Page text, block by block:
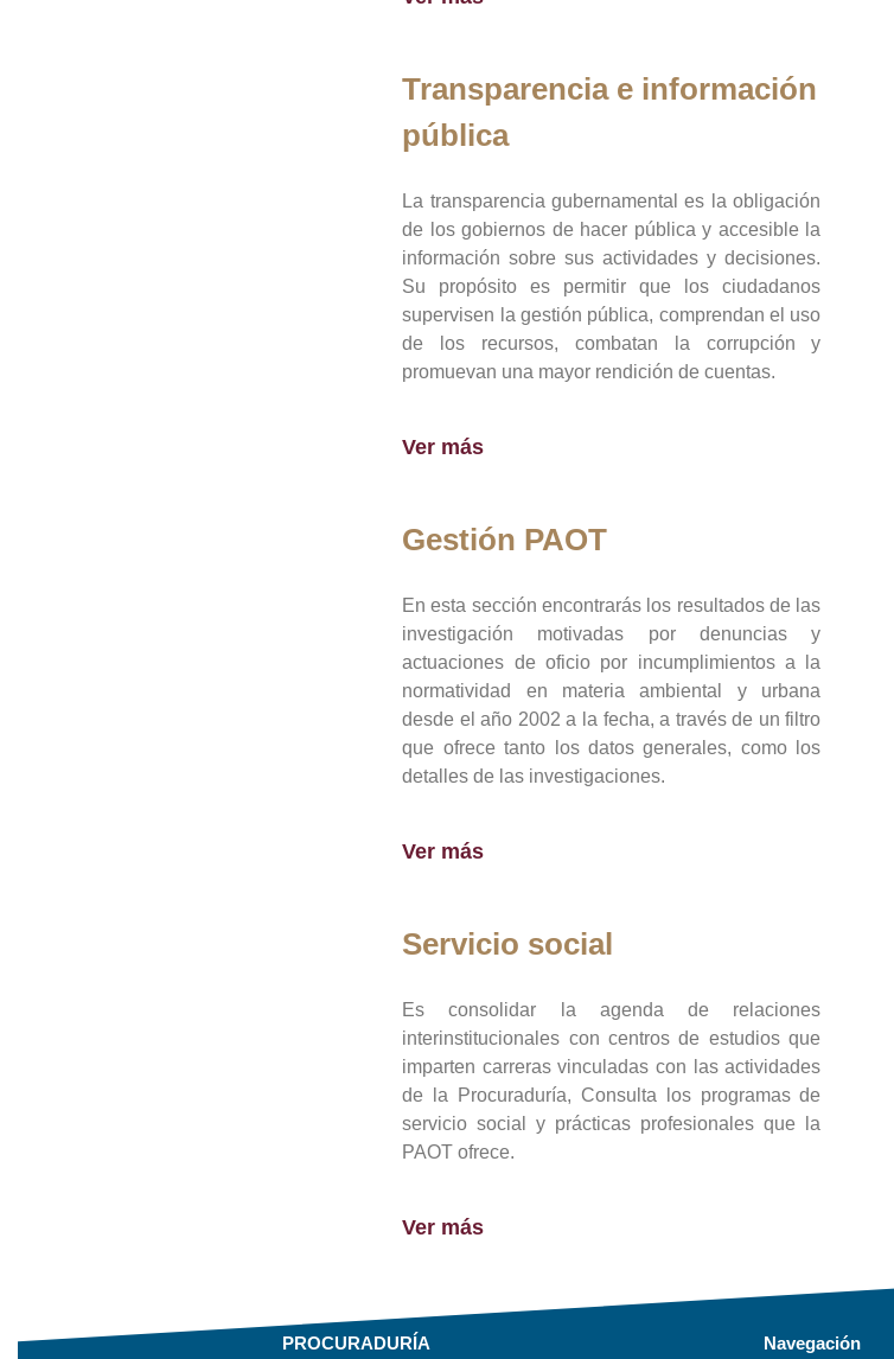
Transparencia e información
pública
La transparencia gubernamental es la obligación
de los gobiernos de hacer pública y accesible la
información sobre sus actividades y decisiones.
Su propósito es permitir que los ciudadanos
supervisen la gestión pública, comprendan el uso
de los recursos, combatan la corrupción y
promuevan una mayor rendición de cuentas.
Ver más
Gestión PAOT
En esta sección encontrarás los resultados de las
investigación motivadas por denuncias y
actuaciones de oficio por incumplimientos a la
normatividad en materia ambiental y urbana
desde el año 2002 a la fecha, a través de un filtro
que ofrece tanto los datos generales, como los
detalles de las investigaciones.
Ver más
Servicio social
Es consolidar la agenda de relaciones
interinstitucionales con centros de estudios que
imparten carreras vinculadas con las actividades
de la Procuraduría, Consulta los programas de
servicio social y prácticas profesionales que la
PAOT ofrece.
Ver más
PROCURADURÍA Navegación